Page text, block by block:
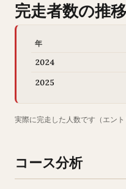
完走者数の推移
年
2024
2025
実際に完走した人数です（エント
コース分析